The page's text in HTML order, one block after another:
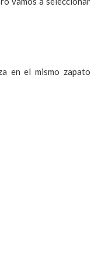
en el mismo zapato